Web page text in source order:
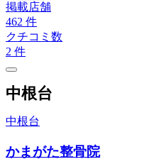
掲載店舗
462 件
クチコミ数
2 件
中根台
中根台
かまがた整骨院